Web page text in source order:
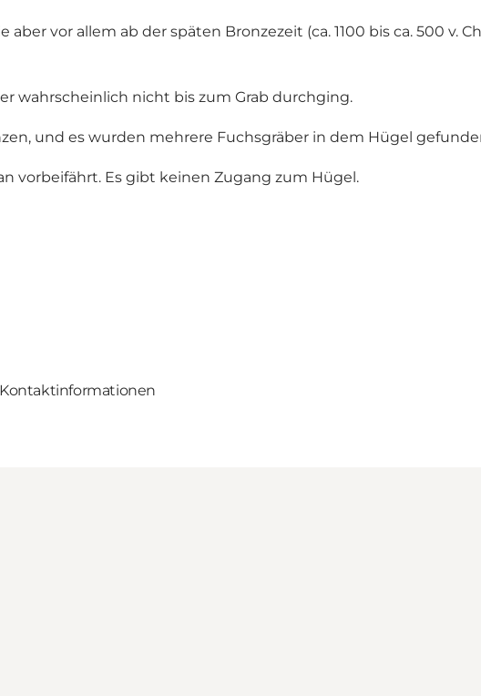
vor allem ab der späten Bronzezeit (ca. 1100 bis ca. 500 v.
wahrscheinlich nicht bis zum Grab durchging.
und es wurden mehrere Fuchsgräber in dem Hügel
vorbeifährt. Es gibt keinen Zugang zum Hügel.
Kontaktinformationen